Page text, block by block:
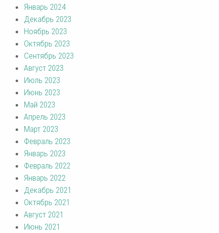
Январь 2024
Декабрь 2023
Ноябрь 2023
Октябрь 2023
Сентябрь 2023
Август 2023
Июль 2023
Июнь 2023
Май 2023
Апрель 2023
Март 2023
Февраль 2023
Январь 2023
Февраль 2022
Январь 2022
Декабрь 2021
Октябрь 2021
Август 2021
Июнь 2021